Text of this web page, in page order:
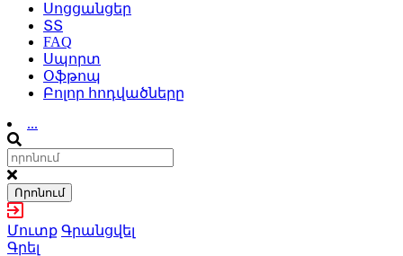
Սոցցանցեր
ՏՏ
FAQ
Սպորտ
Օֆթոպ
Բոլոր հոդվածները
...
Որոնում
Մուտք Գրանցվել
Գրել